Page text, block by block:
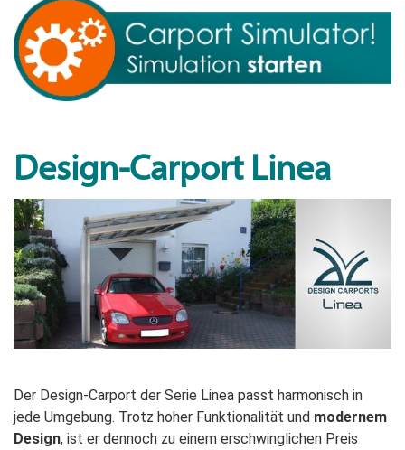
Design-Carport Linea
Der Design-Carport der Serie Linea passt harmonisch in
jede Umgebung. Trotz hoher Funktionalität und modernem
Design, ist er dennoch zu einem erschwinglichen Preis